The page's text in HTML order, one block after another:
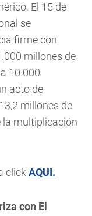
El 15 de
se
firme con
millones de
10.000
acto de
millones de
la multiplicación
click AQUI.
con El